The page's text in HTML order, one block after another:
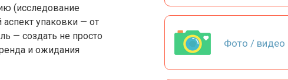
(исследование
упаковки — от
— создать не просто
и ожидания
Фото / видео